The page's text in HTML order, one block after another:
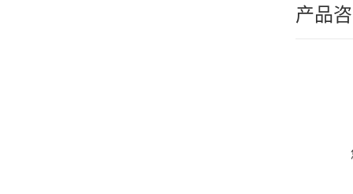
产品